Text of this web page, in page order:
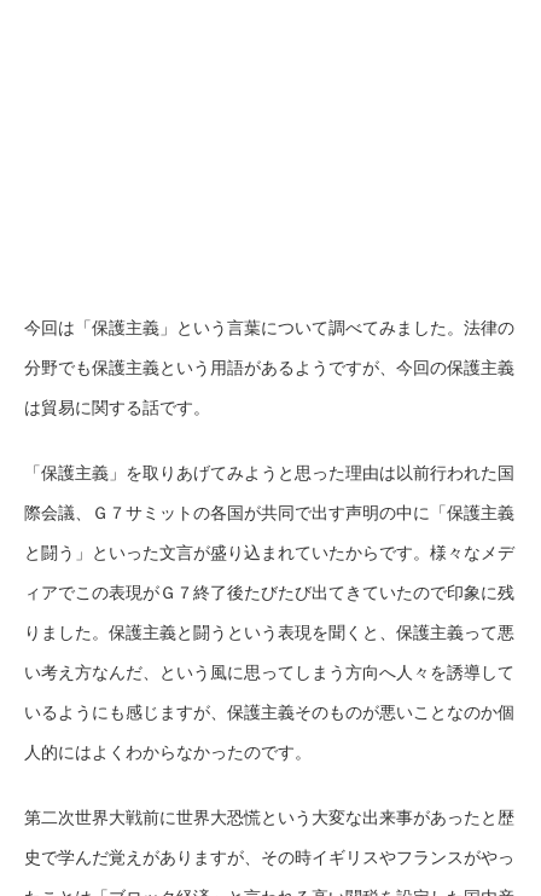
今回は「保護主義」という言葉について調べてみました。法律の
分野でも保護主義という用語があるようですが、今回の保護主義
は貿易に関する話です。
「保護主義」を取りあげてみようと思った理由は以前行われた国
際会議、Ｇ７サミットの各国が共同で出す声明の中に「保護主義
と闘う」といった文言が盛り込まれていたからです。様々なメデ
ィアでこの表現がＧ７終了後たびたび出てきていたので印象に残
りました。保護主義と闘うという表現を聞くと、保護主義って悪
い考え方なんだ、という風に思ってしまう方向へ人々を誘導して
いるようにも感じますが、保護主義そのものが悪いことなのか個
人的にはよくわからなかったのです。
第二次世界大戦前に世界大恐慌という大変な出来事があったと歴
史で学んだ覚えがありますが、その時イギリスやフランスがやっ